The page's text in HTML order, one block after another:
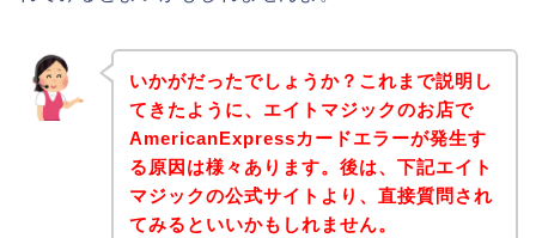
いかがだったでしょうか？これまで説明し
てきたように、エイトマジックのお店で
AmericanExpressカードエラーが発生す
る原因は様々あります。後は、下記エイト
マジックの公式サイトより、直接質問され
てみるといいかもしれません。